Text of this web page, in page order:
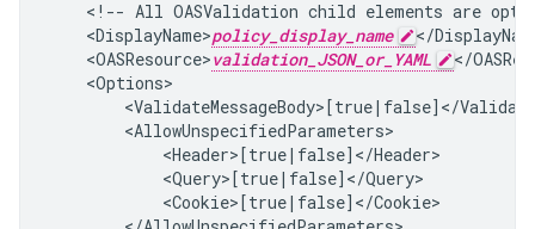
<!-- All OASValidation child elements are
    <DisplayName>
policy_display_name
</
    <OASResource>
validation_JSON_or_YAML
</
    <Options>
<ValidateMessageBody>[true|false]</
        <AllowUnspecifiedParameters>
            <Header>[true|false]</Header>
            <Query>[true|false]</Query>
            <Cookie>[true|false]</Cookie>